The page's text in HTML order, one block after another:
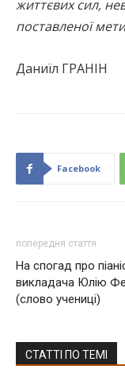
життєвих сил,
поставленої
Даниїл ГРАНІН
Facebook
попередня стаття
На спогад про
викладача Юлію
(слово учениці)
СТАТТІ ПО ТЕМІ